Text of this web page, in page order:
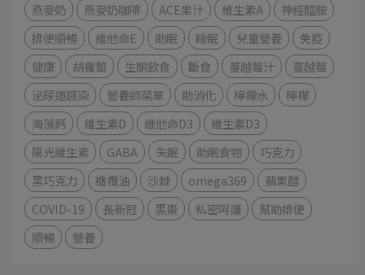
燕麥奶
燕麥奶咖啡 ACE果汁 維生素A
神經醯胺
排便順暢
維他命E 助眠 睡眠 兒童營養
免疫
健康
胡蘿蔔 生酮飲食 斷食 蔓越莓汁
蔓越莓
泌尿道感染
營養師菜單 助消化 檸檬水
檸檬
海藻鈣
維生素D 維他命D3
維生素D3
陽光維生素
GABA 失眠 助眠食物
巧克力
黑巧克力
橄欖油 沙棘 omega369
蘋果醋
COVID-19
長新冠 黑棗 私密呵護
幫助排便
順暢
營養